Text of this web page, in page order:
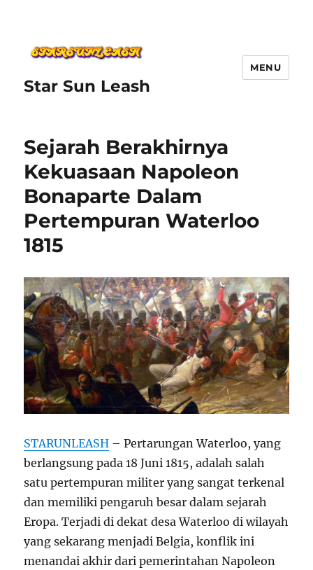
Star Sun Leash
MENU
Sejarah Berakhirnya
Kekuasaan Napoleon
Bonaparte Dalam
Pertempuran Waterloo
1815
STARUNLEASH – Pertarungan Waterloo, yang
berlangsung pada 18 Juni 1815, adalah salah
satu pertempuran militer yang sangat terkenal
dan memiliki pengaruh besar dalam sejarah
Eropa. Terjadi di dekat desa Waterloo di wilayah
yang sekarang menjadi Belgia, konflik ini
menandai akhir dari pemerintahan Napoleon